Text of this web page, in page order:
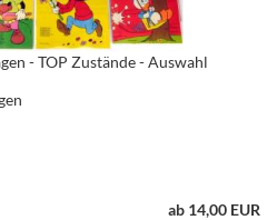
- TOP Zustände - Auswahl
ab 14,00 EUR